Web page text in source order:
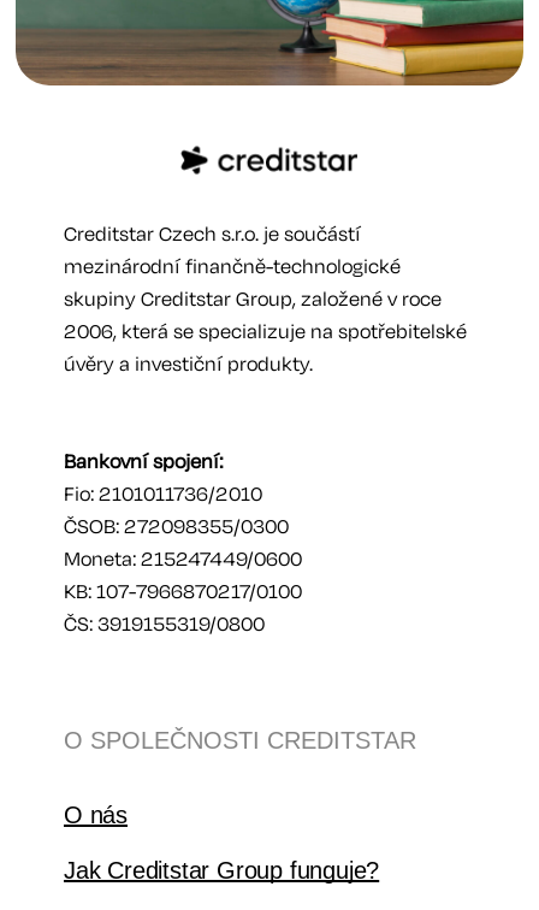
Creditstar Czech s.r.o. je součástí
mezinárodní finančně-technologické
skupiny Creditstar Group, založené v roce
2006, která se specializuje na spotřebitelské
úvěry a investiční produkty.
Bankovní spojení:
Fio: 2101011736/2010
ČSOB: 272098355/0300
Moneta: 215247449/0600
KB: 107-7966870217/0100
ČS: 3919155319/0800
O SPOLEČNOSTI CREDITSTAR
O nás
Jak Creditstar Group funguje?